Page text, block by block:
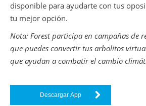
disponible para ayudarte con tus
tu mejor opción.
Nota: Forest participa en campañas de
que puedes convertir tus arbolitos
que ayudan a combatir el cambio
Descargar App